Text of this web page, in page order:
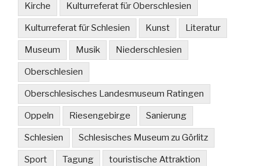
Kirche Kulturreferat für Oberschlesien
Kulturreferat für Schlesien Kunst Literatur
Museum Musik Niederschlesien
Oberschlesien
Oberschlesisches Landesmuseum Ratingen
Oppeln Riesengebirge Sanierung
Schlesien Schlesisches Museum zu Görlitz
Sport Tagung touristische Attraktion